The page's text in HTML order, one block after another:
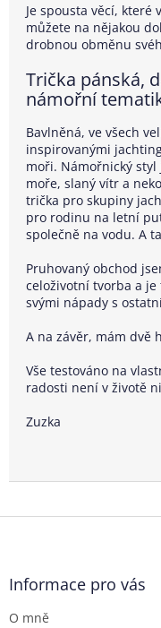
Je spousta věcí,
můžete na nějakou
drobnou obměnu
Trička pánská,
námořní
Bavlněná, ve všech
inspirovanými
moři. Námořnický
moře, slaný vítr a
trička pro skupiny
pro rodinu na letní
společně na vodu. A
Pruhovaný obchod
celoživotní tvorba a
svými nápady s
A na závěr, mám dvě
Vše testováno na
radosti není v životě
Zuzka
Z
Informace pro vás
O mně